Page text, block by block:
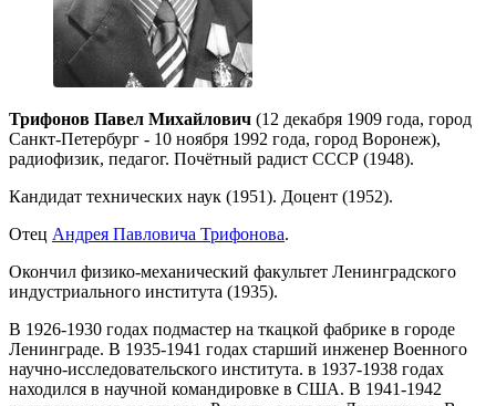
Трифонов Павел Михайлович (12 декабря 1909 года, город
Санкт-Петербург - 10 ноября 1992 года, город Воронеж),
радиофизик, педагог. Почётный радист СССР (1948).
Кандидат технических наук (1951). Доцент (1952).
Отец Андрея Павловича Трифонова.
Окончил физико-механический факультет Ленинградского
индустриального института (1935).
В 1926-1930 годах подмастер на ткацкой фабрике в городе
Ленинграде. В 1935-1941 годах старший инженер Военного
научно-исследовательского института. в 1937-1938 годах
находился в научной командировке в США. В 1941-1942